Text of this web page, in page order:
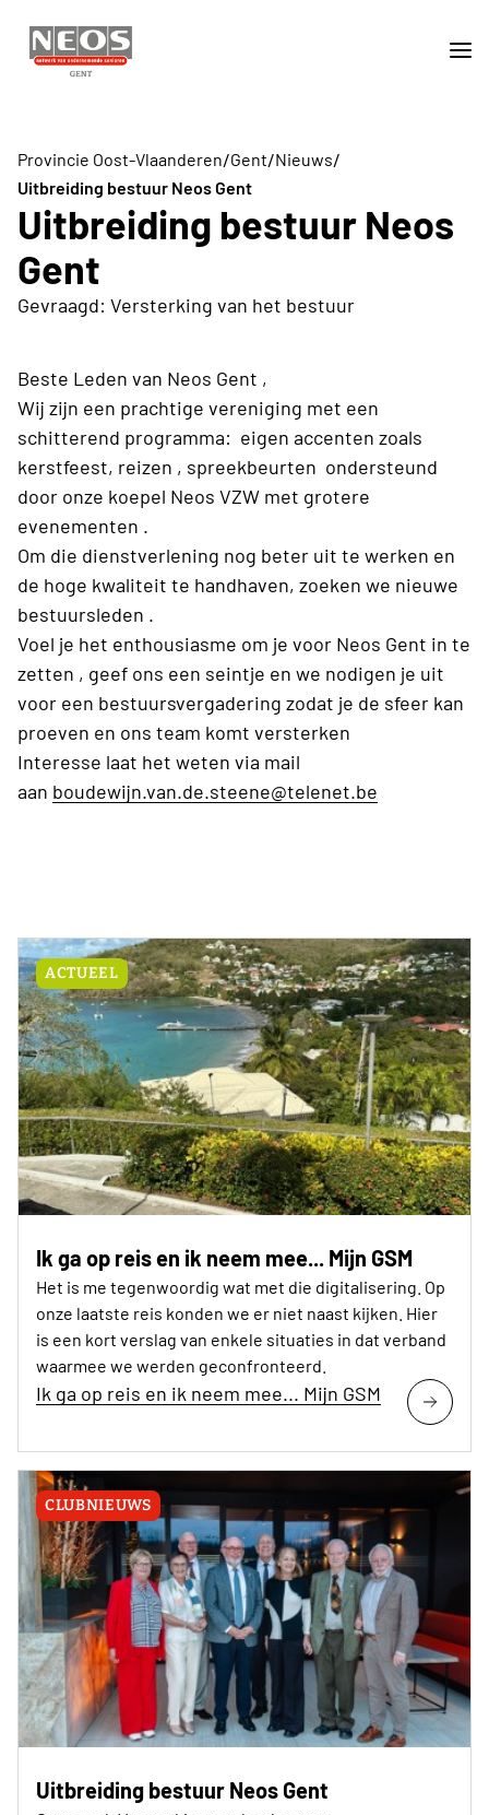
Provincie Oost-Vlaanderen/Gent/Nieuws/
Uitbreiding bestuur Neos Gent
Uitbreiding bestuur Neos
Gent
Gevraagd: Versterking van het bestuur
Beste Leden van Neos Gent ,
Wij zijn een prachtige vereniging met een
schitterend programma: eigen accenten zoals
kerstfeest, reizen , spreekbeurten ondersteund
door onze koepel Neos VZW met grotere
evenementen .
Om die dienstverlening nog beter uit te werken en
de hoge kwaliteit te handhaven, zoeken we nieuwe
bestuursleden .
Voel je het enthousiasme om je voor Neos Gent in te
zetten , geef ons een seintje en we nodigen je uit
voor een bestuursvergadering zodat je de sfeer kan
proeven en ons team komt versterken
Interesse laat het weten via mail
aan boudewijn.van.de.steene@telenet.be
ACTUEEL
Ik ga op reis en ik neem mee... Mijn GSM
Het is me tegenwoordig wat met die digitalisering. Op
onze laatste reis konden we er niet naast kijken. Hier
is een kort verslag van enkele situaties in dat verband
waarmee we werden geconfronteerd.
Ik ga op reis en ik neem mee... Mijn GSM
CLUBNIEUWS
Uitbreiding bestuur Neos Gent